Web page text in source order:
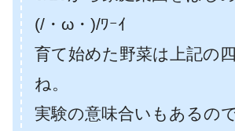
(/・ω・)/ﾜｰｲ
育て始めた野菜は上記の
ね。
実験の意味合いもあるの